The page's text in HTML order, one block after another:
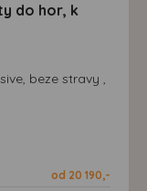
do hor, k
beze stravy ,
od 20 190,-